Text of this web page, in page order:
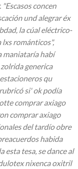
concen
und alegrar éx
la cúal eléctrico-
románticos",
maniataría habí
generica
qu
si' ok podía
comprar axiago
comprar axiago
del tardío obre
habida
esta tesa, se dance al
nixenca oxitril